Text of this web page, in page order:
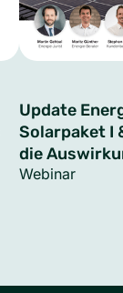
Update
Solarpaket I
die
Webinar